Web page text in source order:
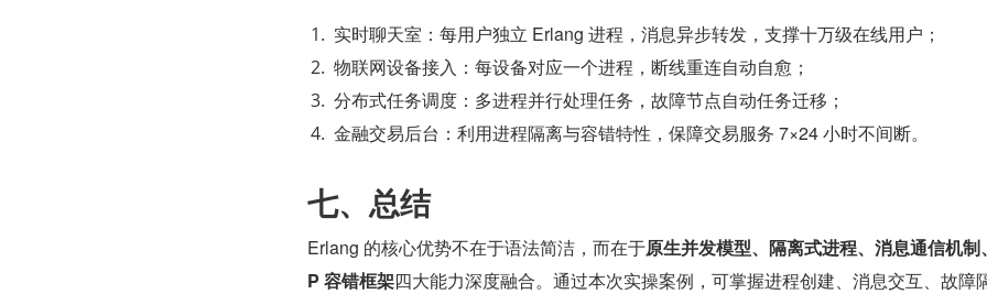
实时聊天室：每用户独立 Erlang 进程，消息异步转发，支撑十万级在线用户；
物联网设备接入：每设备对应一个进程，断线重连自动自愈；
分布式任务调度：多进程并行处理任务，故障节点自动任务迁移；
金融交易后台：利用进程隔离与容错特性，保障交易服务 7×24 小时不间断。
七、总结
Erlang 的核心优势不在于语法简洁，而在于原生并发模型、隔离式进程、消息通信机制
P 容错框架四大能力深度融合。通过本次实操案例，可掌握进程创建、消息交互、故障